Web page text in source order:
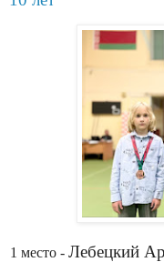
1 место - Лебецкий